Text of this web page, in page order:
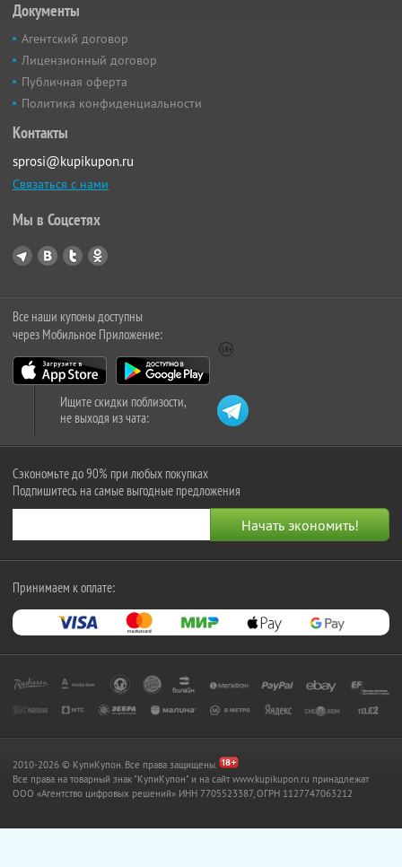
Документы
Агентский договор
Лицензионный договор
Публичная оферта
Политика конфиденциальности
Контакты
sprosi@kupikupon.ru
Связаться с нами
Мы в Соцсетях
Все наши купоны доступны
через Мобильное Приложение:
Ищите скидки поблизости,
не выходя из чата:
Сэкономьте до 90% при любых покупках
Подпишитесь на самые выгодные предложения
Принимаем к оплате:
2010-2026 © КупиКупон. Все права защищены.
Все права на товарный знак "КупиКупон" и на сайт www.kupikupon.ru принадлежат
OOO «Агентство цифровых решений» ИНН 7705523387, ОГРН 1127747063212